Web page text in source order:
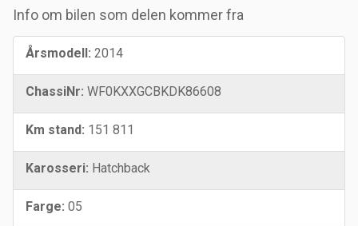
Info om bilen som delen kommer fra
Årsmodell: 2014
ChassiNr: WF0KXXGCBKDK86608
Km stand: 151 811
Karosseri: Hatchback
Farge: 05